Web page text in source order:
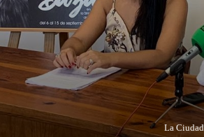
La Ciudad